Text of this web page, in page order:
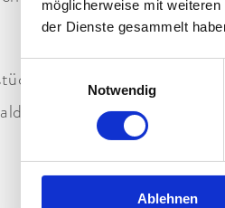
möglicherweise mit
der Dienste gesammelt
Notwendig
Ablehnen
zieht es viele von uns
Aussichtsreiche
Oder Sie